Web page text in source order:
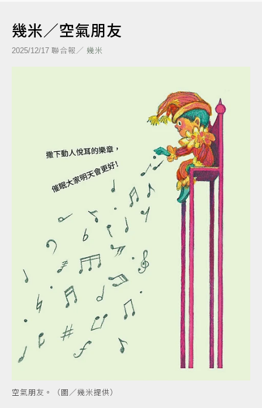
幾米／空氣朋友
2025/12/17 聯合報／ 幾米
空氣朋友。（圖／幾米提供）